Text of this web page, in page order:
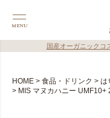
国産オーガニックコ
HOME 食品・ドリンク
は
MIS マヌカハニー UMF10+